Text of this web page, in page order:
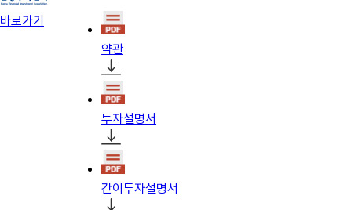
바로가기
약관
투자설명서
간이투자설명서